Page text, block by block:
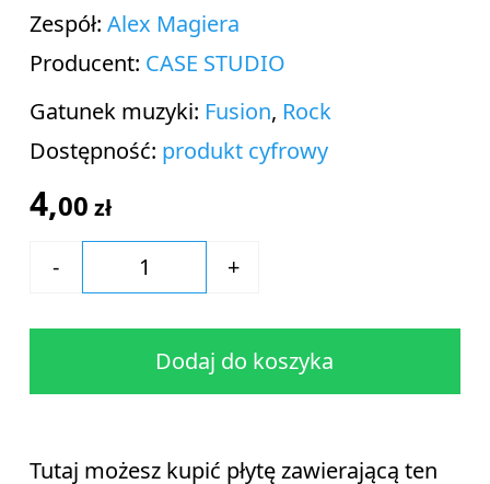
Zespół:Alex Magiera
Producent: CASE STUDIO
Gatunek muzyki: Fusion, Rock
Dostępność: produkt cyfrowy
4,00 zł
Dodaj do koszyka
Tutaj możesz kupić płytę zawierającą ten